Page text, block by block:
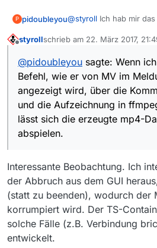
P pidoubleyou@styroll Ich hab mir das
ausprobiert.
Wenn ich die
mit VLC abspielen,
ausprobiert, aber das
Wenn ich allerdings
Meldungsfenster
Kommandozeile
in ffmpeg mittels “q”
erzeugte mp4-Datei
styrollschrieb am 22. März 2017,
zuletzt editiert von styroll
@pidoubleyou sagte: Wenn
Befehl, wie er von MV im
angezeigt wird, über die
und die Aufzeichnung in
lässt sich die erzeugte mp4-
abspielen.
Interessante Beobachtung. Ich
der Abbruch aus dem GUI
(statt zu beenden), wodurch der
korrumpiert wird. Der TS-
solche Fälle (z.B. Verbindung
entwickelt.